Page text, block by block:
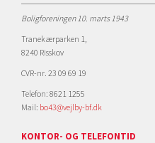
Boligforeningen 10. marts 1943
Tranekærparken 1,
8240 Risskov
CVR-nr. 23 09 69 19
Telefon: 8621 1255
Mail: bo43@vejlby-bf.dk
KONTOR- OG TELEFONTID